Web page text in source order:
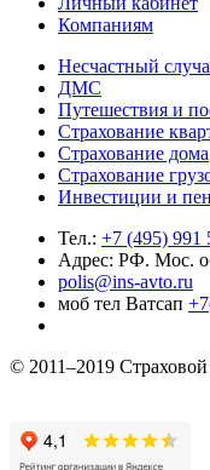
Компаниям
Несчастный
ДМС
Путешествия и
Страхование
Страхование дома
Страхование
Инвестиции и
Тел.: +7 (495) 991
Адрес: РФ. Мос.
polis@ins-avto.ru
моб тел Ватсап
© 2011–2019